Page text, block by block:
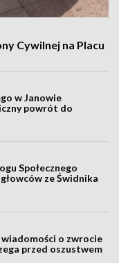
Cywilnej na Placu
w Janowie
powrót do
Społecznego
ze Świdnika
wiadomości o zwrocie
przed oszustwem